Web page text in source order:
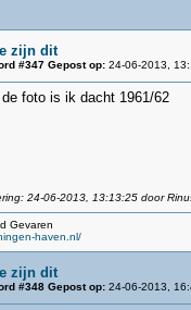
zijn dit
#347 Gepost op:24-06-2013,
foto is ik dacht 1961/62
24-06-2013, 13:13:25 door
Gevaren
haven.nl/
zijn dit
#348 Gepost op:24-06-2013,